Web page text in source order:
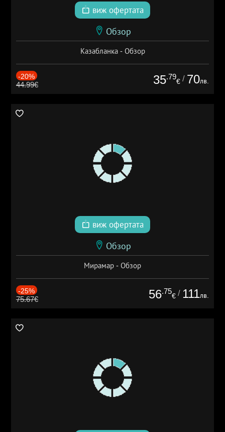
виж офертата
Обзор
Казабланка - Обзор
-20%
44.99€ 35.79
€ / 70лв.
виж офертата
Обзор
Мирамар - Обзор
-25%
75.67€ 56.75
€ / 111лв.